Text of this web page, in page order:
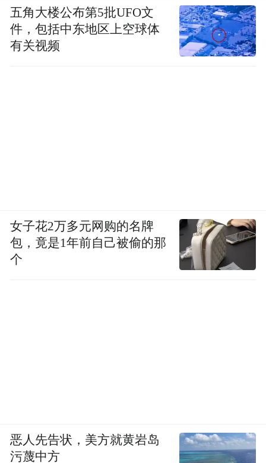
五角大楼公布第5批UFO文
件，包括中东地区上空球体
有关视频
女子花2万多元网购的名牌
包，竟是1年前自己被偷的那
个
恶人先告状，美方就黄岩岛
污蔑中方